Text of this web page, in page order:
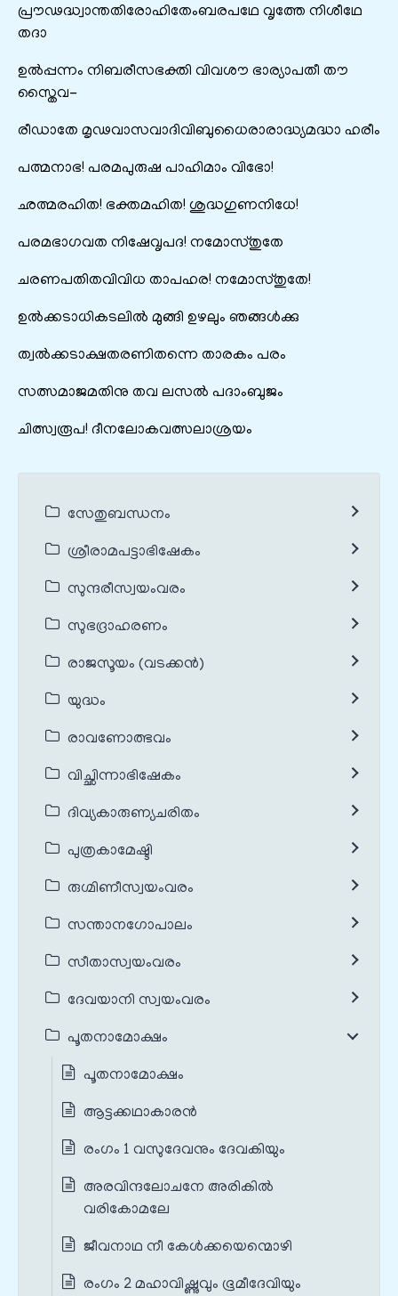
പ്രൗഢദ്ധ്വാന്തതിരോഹിതേംബരപഥേ വൃത്തേ നിശീഥേ
തദാ
ഉൽപ്പന്നം നിബരീസഭക്തി വിവശൗ ഭാര്യാപതീ തൗ
സ്തൈവ-
രീഡാതേ മൃഢവാസവാദിവിബുധൈരാരാദ്ധ്യമദ്ധാ ഹരീം
പത്മനാഭ! പരമപുരുഷ പാഹിമാം വിഭോ!
ഛത്മരഹിത! ഭക്തമഹിത! ശുദ്ധഗുണനിധേ!
പരമഭാഗവത നിഷേവൃപദ! നമോസ്തുതേ
ചരണപതിതവിവിധ താപഹര! നമോസ്തുതേ!
ഉൽക്കടാധികടലിൽ മുങ്ങി ഉഴലും ഞങ്ങൾക്കു
ത്വൽക്കടാക്ഷതരണിതന്നെ താരകം പരം
സത്സമാജമതിനു തവ ലസൽ പദാംബുജം
ചിത്സ്വരൂപ! ദീനലോകവത്സലാശ്രയം
സേതുബന്ധനം
ശ്രീരാമപട്ടാഭിഷേകം
സുന്ദരീസ്വയംവരം
സുഭദ്രാഹരണം
രാജസൂയം (വടക്കൻ)
യുദ്ധം
രാവണോത്ഭവം
വിച്ഛിന്നാഭിഷേകം
ദിവ്യകാരുണ്യചരിതം
പുത്രകാമേഷ്ടി
രുഗ്മിണീസ്വയംവരം
സന്താനഗോപാലം
സീതാസ്വയംവരം
ദേവയാനി സ്വയംവരം
പൂതനാമോക്ഷം
പൂതനാമോക്ഷം
ആട്ടക്കഥാകാരൻ
രംഗം 1 വസുദേവനും ദേവകിയും
അരവിന്ദലോചനേ അരികിൽ
വരികോമലേ
ജീവനാഥ നീ കേൾക്കയെന്മൊഴി
രംഗം 2 മഹാവിഷ്ണുവും ഭൂമീദേവിയും